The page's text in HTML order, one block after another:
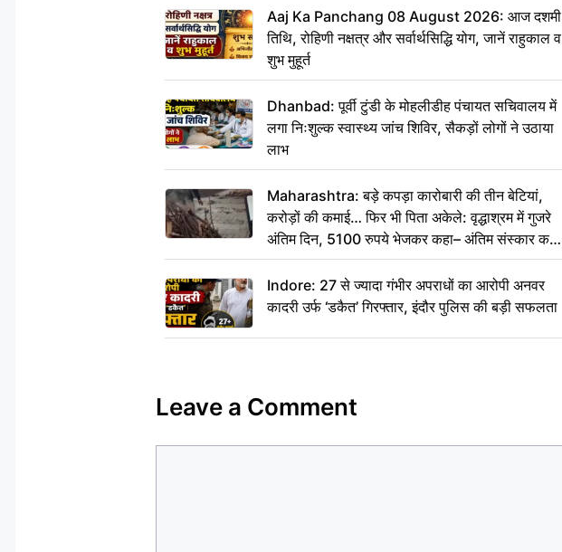
Aaj Ka Panchang 08 August 2026: आज दशमी
तिथि, रोहिणी नक्षत्र और सर्वार्थसिद्धि योग, जानें राहुकाल व
शुभ मुहूर्त
Dhanbad: पूर्वी टुंडी के मोहलीडीह पंचायत सचिवालय में
लगा निःशुल्क स्वास्थ्य जांच शिविर, सैकड़ों लोगों ने उठाया
लाभ
Maharashtra: बड़े कपड़ा कारोबारी की तीन बेटियां,
करोड़ों की कमाई… फिर भी पिता अकेले: वृद्धाश्रम में गुजरे
अंतिम दिन, 5100 रुपये भेजकर कहा– अंतिम संस्कार कर
दीजिए हम नहीं आ पाएंगे
Indore: 27 से ज्यादा गंभीर अपराधों का आरोपी अनवर
कादरी उर्फ ‘डकैत’ गिरफ्तार, इंदौर पुलिस की बड़ी सफलता
Leave a Comment